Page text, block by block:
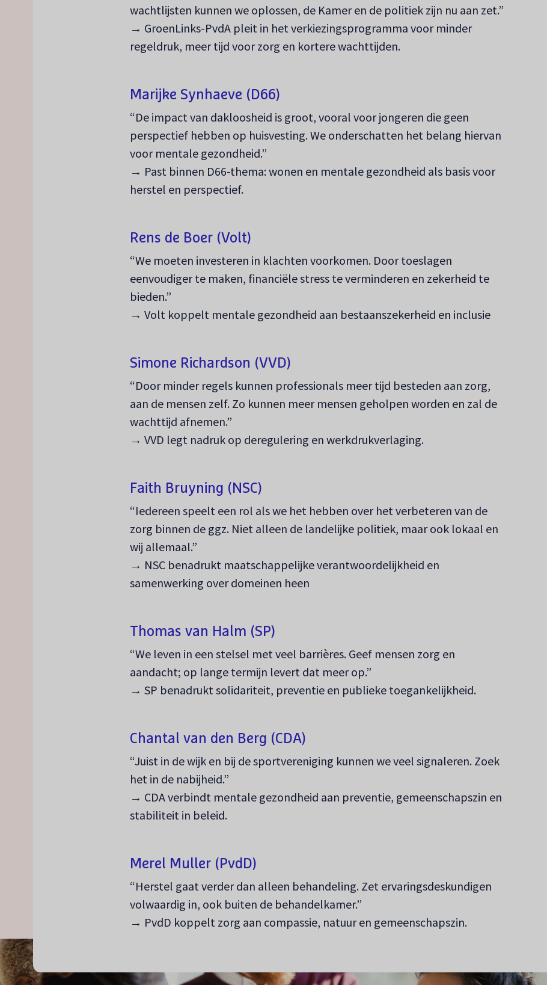
wachtlijsten kunnen we oplossen, de Kamer en de politiek zijn nu aan zet.”
→ GroenLinks-PvdA pleit in het verkiezingsprogramma voor minder
regeldruk, meer tijd voor zorg en kortere wachttijden.
Marijke Synhaeve (D66)
“De impact van dakloosheid is groot, vooral voor jongeren die geen
perspectief hebben op huisvesting. We onderschatten het belang hiervan
voor mentale gezondheid.”
→ Past binnen D66-thema: wonen en mentale gezondheid als basis voor
herstel en perspectief.
Rens de Boer (Volt)
“We moeten investeren in klachten voorkomen. Door toeslagen
eenvoudiger te maken, financiële stress te verminderen en zekerheid te
bieden.”
→ Volt koppelt mentale gezondheid aan bestaanszekerheid en inclusie
Simone Richardson (VVD)
“Door minder regels kunnen professionals meer tijd besteden aan zorg,
aan de mensen zelf. Zo kunnen meer mensen geholpen worden en zal de
wachttijd afnemen.”
→ VVD legt nadruk op deregulering en werkdrukverlaging.
Faith Bruyning (NSC)
“Iedereen speelt een rol als we het hebben over het verbeteren van de
zorg binnen de ggz. Niet alleen de landelijke politiek, maar ook lokaal en
wij allemaal.”
→ NSC benadrukt maatschappelijke verantwoordelijkheid en
samenwerking over domeinen heen
Thomas van Halm (SP)
“We leven in een stelsel met veel barrières. Geef mensen zorg en
aandacht; op lange termijn levert dat meer op.”
→ SP benadrukt solidariteit, preventie en publieke toegankelijkheid.
Chantal van den Berg (CDA)
“Juist in de wijk en bij de sportvereniging kunnen we veel signaleren. Zoek
het in de nabijheid.”
→ CDA verbindt mentale gezondheid aan preventie, gemeenschapszin en
stabiliteit in beleid.
Merel Muller (PvdD)
“Herstel gaat verder dan alleen behandeling. Zet ervaringsdeskundigen
volwaardig in, ook buiten de behandelkamer.”
→ PvdD koppelt zorg aan compassie, natuur en gemeenschapszin.